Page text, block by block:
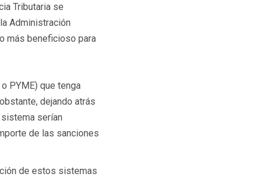
Tributaria se
Administración
más beneficioso para
PYME) que tenga
dejando atrás
serían
de las sanciones
de estos sistemas